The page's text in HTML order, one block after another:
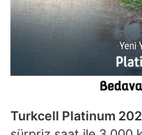
Turkcell Platinum